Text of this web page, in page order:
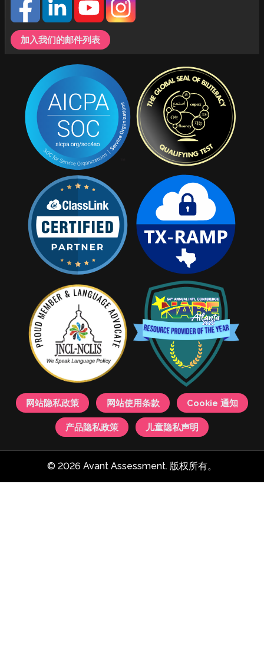
加入我们的邮件列表
网站隐私政策 网站使用条款 Cookie 通知
产品隐私政策 儿童隐私声明
© 2026 Avant Assessment. 版权所有。